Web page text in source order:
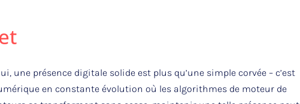
une présence digitale solide est plus qu’une simple corvée – c’est
en constante évolution où les algorithmes de moteur de